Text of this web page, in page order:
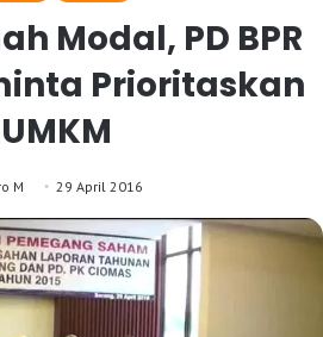
Modal, PD BPR
Prioritaskan
UMKM
M 29 April 2016